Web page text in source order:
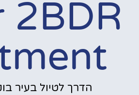
2BDR
הדרך לטיול בעיר